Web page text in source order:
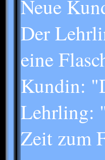
Neue
Der
eine
Kundin:
Lehrling:
Zeit zum